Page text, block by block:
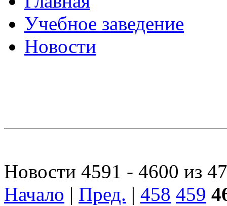
Учебное заведение
Новости
Новости 4591 - 4600 из
Начало | Пред. | 458 459